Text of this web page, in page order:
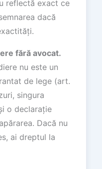
reflectă exact ce
dacă
fără avocat.
nu este un
de lege (art.
singura
o declarație
Dacă nu
ai dreptul la